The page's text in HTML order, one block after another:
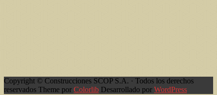
Copyright © Construcciones SCOP S.A. · Todos los derechos
reservados Theme por Colorlib Desarrollado por WordPress